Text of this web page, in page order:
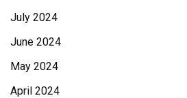
July 2024
June 2024
May 2024
April 2024